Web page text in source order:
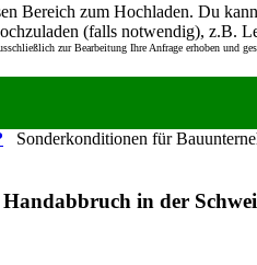
Bereich zum Hochladen. Du
(falls notwendig), z.B.
zur Bearbeitung Ihre Anfrage erhoben und
Sonderkonditionen für
in der